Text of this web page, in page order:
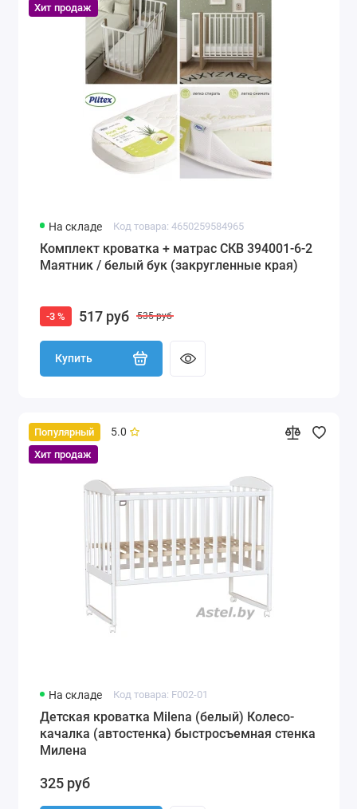
Хит продаж
На складе Код товара: 4650259584965
Комплект кроватка + матрас СКВ 394001-6-2
Маятник / белый бук (закругленные края)
-3 % 517 руб 535 руб
Купить
Популярный
Хит продаж
5.0
На складе Код товара: F002-01
Детская кроватка Milena (белый) Колесо-
качалка (автостенка) быстросъемная стенка
Милена
325 руб